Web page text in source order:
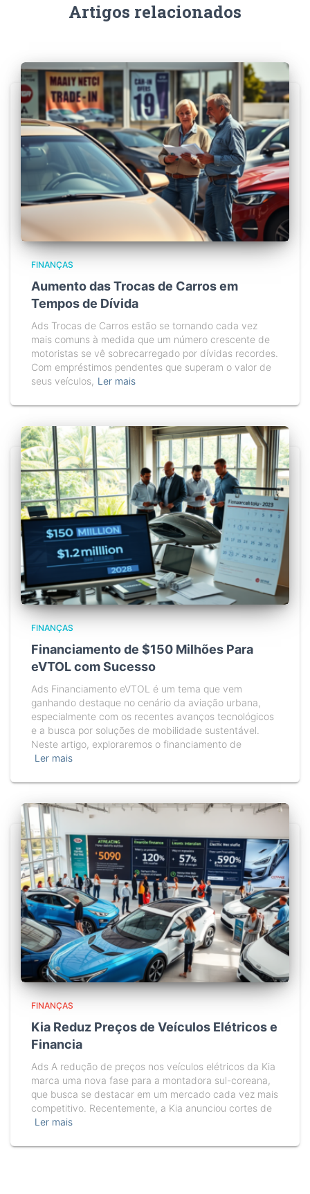
Artigos relacionados
FINANÇAS
Aumento das Trocas de Carros em
Tempos de Dívida
Ads Trocas de Carros estão se tornando cada vez
mais comuns à medida que um número crescente de
motoristas se vê sobrecarregado por dívidas recordes.
Com empréstimos pendentes que superam o valor de
seus veículos, Ler mais
FINANÇAS
Financiamento de $150 Milhões Para
eVTOL com Sucesso
Ads Financiamento eVTOL é um tema que vem
ganhando destaque no cenário da aviação urbana,
especialmente com os recentes avanços tecnológicos
e a busca por soluções de mobilidade sustentável.
Neste artigo, exploraremos o financiamento de
Ler mais
FINANÇAS
Kia Reduz Preços de Veículos Elétricos e
Financia
Ads A redução de preços nos veículos elétricos da Kia
marca uma nova fase para a montadora sul-coreana,
que busca se destacar em um mercado cada vez mais
competitivo. Recentemente, a Kia anunciou cortes de
Ler mais